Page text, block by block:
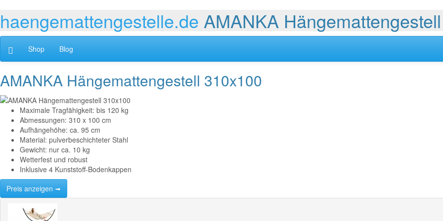
haengemattengestelle.de AMANKA
Shop Blog
AMANKA Hängemattengestell 310x100
Maximale Tragfähigkeit: bis 120 kg
Abmessungen: 310 x 100 cm
Aufhängehöhe: ca. 95 cm
Material: pulverbeschichteter Stahl
Gewicht: nur ca. 10 kg
Wetterfest und robust
Inklusive 4 Kunststoff-Bodenkappen
Preis anzeigen ➟